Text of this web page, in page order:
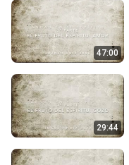
47:00
29:44